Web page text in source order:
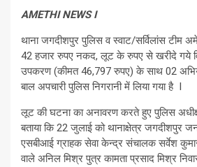
AMETHI NEWS I
थाना जगदीशपुर पुलिस व स्वाट/सर्विलांस टीम
42 हजार रुपए नकद, लूट के रुपए से खरीदे गये
उपकरण (कीमत 46,797 रुपए) के साथ 02
बाल अपचारी पुलिस निगरानी में लिया गया है I
लूट की घटना का अनावरण करते हुए पुलिस
बताया कि 22 जुलाई को थानाक्षेत्र जगदीशपुर
एसबीआई ग्राहक सेवा केन्द्र संचालक सर्वेश
वाले अनिल मिश्र पुत्र कामता प्रसाद मिश्र